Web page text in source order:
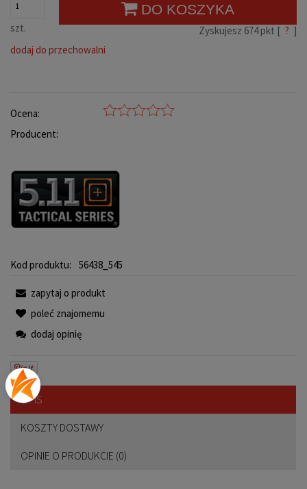
szt.
DO KOSZYKA
Zyskujesz 674pkt [ ? ]
dodaj do przechowalni
Ocena:
Producent:
Kod produktu: 56438_545
zapytaj o produkt
poleć znajomemu
dodaj opinię
OPIS
KOSZTY DOSTAWY
OPINIE O PRODUKCIE (0)